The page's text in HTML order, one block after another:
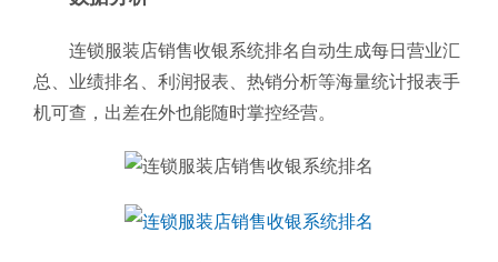
连锁服装店销售收银系统排名自动生成每日营业汇
总、业绩排名、利润报表、热销分析等海量统计报表手
机可查，出差在外也能随时掌控经营。